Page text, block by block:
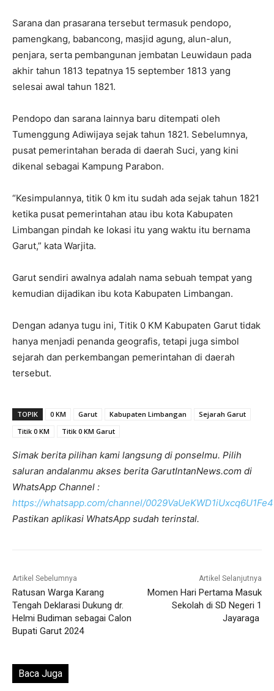
Sarana dan prasarana tersebut termasuk pendopo,
pamengkang, babancong, masjid agung, alun-alun,
penjara, serta pembangunan jembatan Leuwidaun pada
akhir tahun 1813 tepatnya 15 september 1813 yang
selesai awal tahun 1821.
Pendopo dan sarana lainnya baru ditempati oleh
Tumenggung Adiwijaya sejak tahun 1821. Sebelumnya,
pusat pemerintahan berada di daerah Suci, yang kini
dikenal sebagai Kampung Parabon.
“Kesimpulannya, titik 0 km itu sudah ada sejak tahun 1821
ketika pusat pemerintahan atau ibu kota Kabupaten
Limbangan pindah ke lokasi itu yang waktu itu bernama
Garut,” kata Warjita.
Garut sendiri awalnya adalah nama sebuah tempat yang
kemudian dijadikan ibu kota Kabupaten Limbangan.
Dengan adanya tugu ini, Titik 0 KM Kabupaten Garut tidak
hanya menjadi penanda geografis, tetapi juga simbol
sejarah dan perkembangan pemerintahan di daerah
tersebut.
TOPIK 0 KM Garut Kabupaten Limbangan
Sejarah Garut
Titik 0 KM
Titik 0 KM Garut
Simak berita pilihan kami langsung di ponselmu. Pilih
saluran andalanmu akses berita GarutIntanNews.com di
WhatsApp Channel :
https://whatsapp.com/channel/
Pastikan aplikasi WhatsApp sudah terinstal.
Artikel Sebelumnya
Ratusan Warga Karang
Tengah Deklarasi Dukung dr.
Helmi Budiman sebagai Calon
Bupati Garut 2024
Artikel Selanjutnya
Momen Hari Pertama Masuk
Sekolah di SD Negeri 1
Jayaraga
Baca Juga